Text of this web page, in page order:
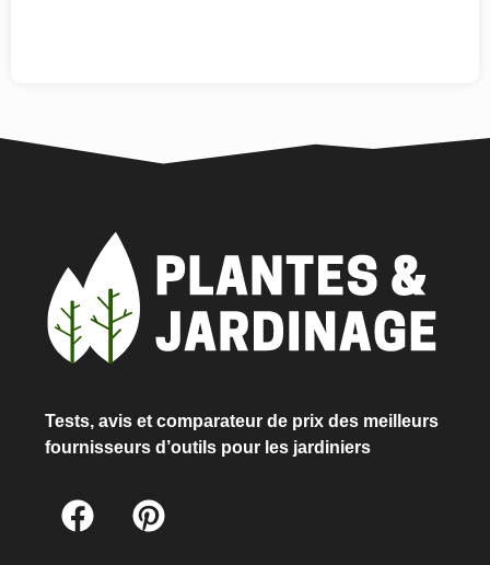
Tests, avis et comparateur de prix des meilleurs
fournisseurs d’outils pour les jardiniers